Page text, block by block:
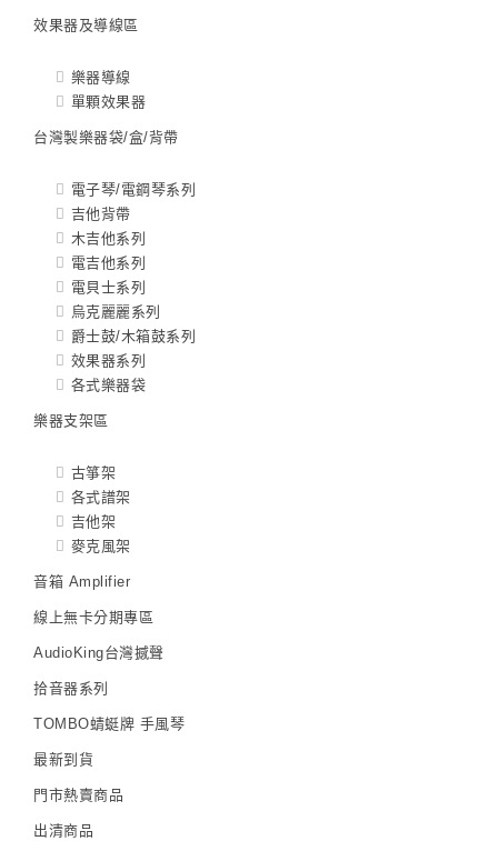
效果器及導線區
樂器導線
單顆效果器
台灣製樂器袋/盒/背帶
電子琴/電鋼琴系列
吉他背帶
木吉他系列
電吉他系列
電貝士系列
烏克麗麗系列
爵士鼓/木箱鼓系列
效果器系列
各式樂器袋
樂器支架區
古箏架
各式譜架
吉他架
麥克風架
音箱 Amplifier
線上無卡分期專區
AudioKing台灣撼聲
拾音器系列
TOMBO蜻蜓牌 手風琴
最新到貨
門市熱賣商品
出清商品